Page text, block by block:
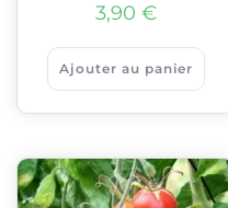
3,90 €
Ajouter au panier